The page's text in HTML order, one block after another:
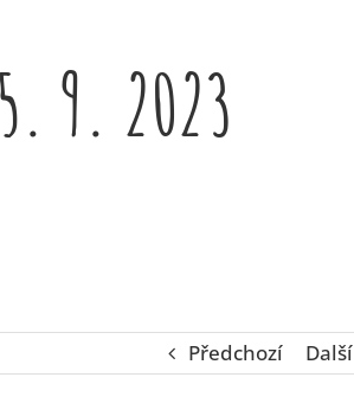
9. 2023
Předchozí Další